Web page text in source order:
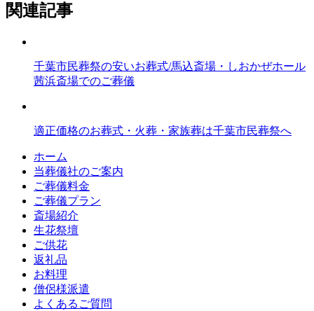
関連記事
千葉市民葬祭の安いお葬式/馬込斎場・しおかぜホール
茜浜斎場でのご葬儀
適正価格のお葬式・火葬・家族葬は千葉市民葬祭へ
ホーム
当葬儀社のご案内
ご葬儀料金
ご葬儀プラン
斎場紹介
生花祭壇
ご供花
返礼品
お料理
僧侶様派遣
よくあるご質問